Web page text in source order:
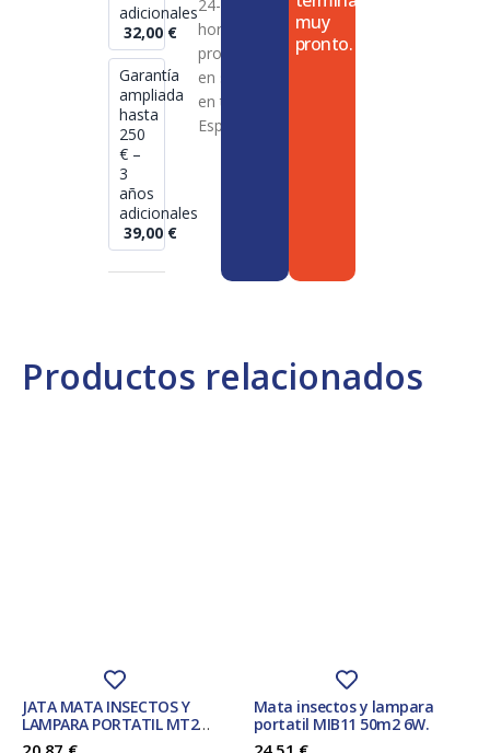
Productos relacionados
JATA MATA INSECTOS Y
LAMPARA PORTATIL MT2
50m2 6W. BLANCO
Mata insectos y lampara
portatil MIB11 50m2 6W.
adicionales
32,00 €
Garantía
ampliada
hasta
250
€ –
3
años
adicionales
39,00 €
24-72
horas en
productos
en stock
en toda
España
muy
pronto.